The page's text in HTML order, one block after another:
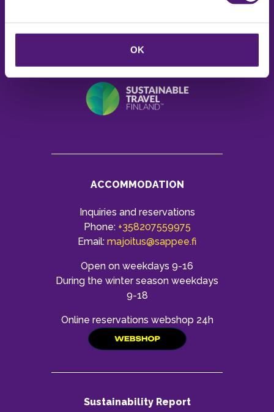
OK
Phone:+35820 755 9970
sappee@sappee.fi
ACCOMMODATION
Inquiries and reservations
Phone: +358207559975
Email: majoitus@sappee.fi
Open on weekdays 9-16
During the winter season weekdays
9-18
Online reservations webshop 24h
Sustainability Report